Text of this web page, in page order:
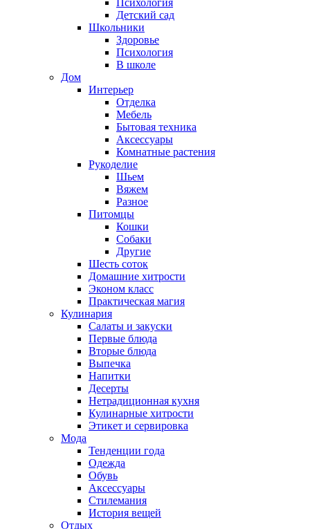
Психология
Детский сад
Школьники
Здоровье
Психология
В школе
Дом
Интерьер
Отделка
Мебель
Бытовая техника
Аксессуары
Комнатные растения
Рукоделие
Шьем
Вяжем
Разное
Питомцы
Кошки
Собаки
Другие
Шесть соток
Домашние хитрости
Эконом класс
Практическая магия
Кулинария
Салаты и закуски
Первые блюда
Вторые блюда
Выпечка
Напитки
Десерты
Нетрадиционная кухня
Кулинарные хитрости
Этикет и сервировка
Мода
Тенденции года
Одежда
Обувь
Аксессуары
Стилемания
История вещей
Отдых